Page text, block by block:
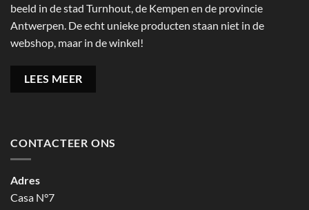
beeld in de stad Turnhout, de Kempen en de provincie
Antwerpen. De echt unieke producten staan niet in de
webshop, maar in de winkel!
LEES MEER
CONTACTEER ONS
Adres
Casa N°7